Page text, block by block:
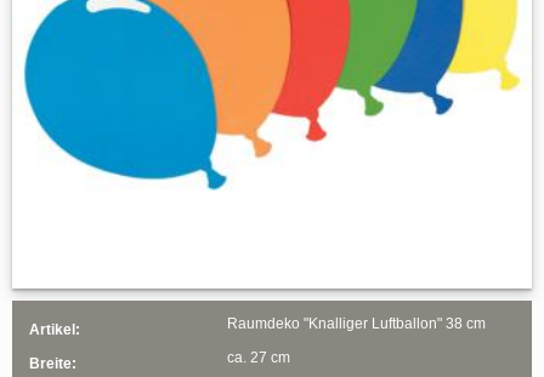
Artikel: Raumdeko "Knalliger Luftballon" 38 cm
Breite: ca. 27 cm